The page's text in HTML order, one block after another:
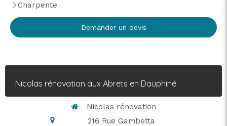
Charpente
Demander un devis
Nicolas rénovation aux Abrets en Dauphiné
Nicolas rénovation
216 Rue Gambetta